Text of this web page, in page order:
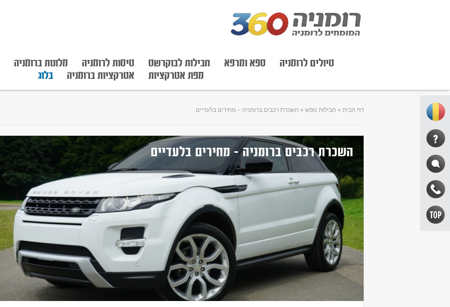
טיולים לרומניה ספא ומרפא חבילות לבוקרשט טיסות לרומניה מלונות ברומניה
מפת אטרקציות
אטרקציות ברומניה בלוג
דף הבית » חבילות נופש » השכרת רכבים ברומניה – מחירים בלעדיים
השכרת רכבים ברומניה – מחירים בלעדיים